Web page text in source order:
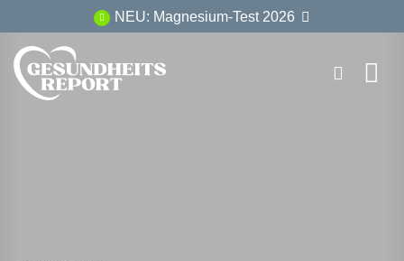
Inhalt
springen
NEU: Magnesium-Test 2026